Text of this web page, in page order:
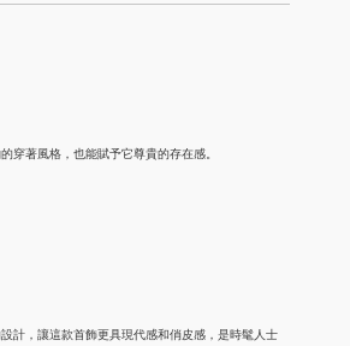
穿著風格，也能賦予它尊貴的存在感。
計，讓這款首飾更具現代感和俏皮感，是時髦人士